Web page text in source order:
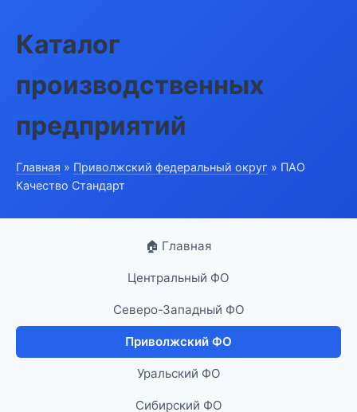
Каталог
производственных
предприятий
Главная » Приволжский федеральный округ » ПАО
Качество Стандарт
🏠 Главная
Центральный ФО
Северо-Западный ФО
Приволжский ФО
Уральский ФО
Сибирский ФО